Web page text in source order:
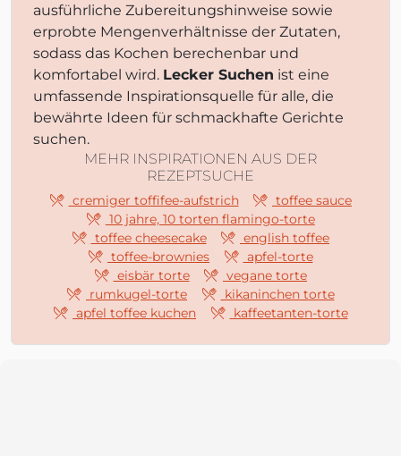
ausführliche Zubereitungshinweise sowie
erprobte Mengenverhältnisse der Zutaten,
sodass das Kochen berechenbar und
komfortabel wird. Lecker Suchen ist eine
umfassende Inspirationsquelle für alle, die
bewährte Ideen für schmackhafte Gerichte
suchen.
MEHR INSPIRATIONEN AUS DER
REZEPTSUCHE
cremiger toffifee-aufstrich
toffee sauce
10 jahre, 10 torten flamingo-torte
toffee cheesecake
english toffee
toffee-brownies
apfel-torte
eisbär torte
vegane torte
rumkugel-torte
kikaninchen torte
apfel toffee kuchen
kaffeetanten-torte